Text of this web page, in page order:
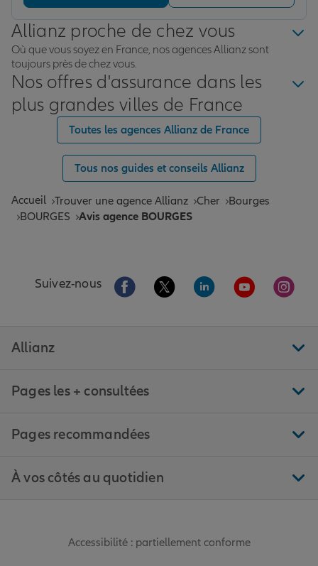
Allianz proche de chez vous
Où que vous soyez en France, nos agences Allianz sont
toujours près de chez vous.
Nos offres d'assurance dans les
plus grandes villes de France
Toutes les agences Allianz de France
Tous nos guides et conseils Allianz
Accueil Trouver une agence Allianz Cher
Bourges
BOURGES
Avis agence BOURGES
Suivez-nous Aller sur la page Facebook de Allianz
Aller sur la page Twitter de
Aller sur la page
Aller sur la
Aller
Allianz
Pages les + consultées
Pages recommandées
À vos côtés au quotidien
Accessibilité : partiellement conforme